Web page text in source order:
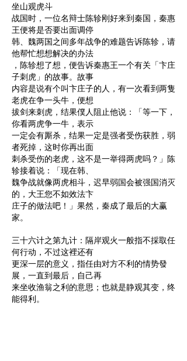
坐山观虎斗
战国时，一位名辩士陈轸刚好来到秦国，秦惠
王便将是否要出面调停
韩、魏两国之间多年战争的难题告诉陈轸，请
他帮忙想想解决的办法
，陈轸想了想，便告诉秦惠王一个有关「卞庄
子刺虎」的故事。故事
内容是说有个叫卞庄子的人，有一次看到两隻
老虎在争一头牛，便想
拔剑来刺虎，结果僕人阻止他说：「等一下，
你看两虎争一牛，表示
一定会有厮杀，结果一定是强者受伤获胜，弱
者死掉，这时你再出面
刺杀受伤的老虎，这不是一举得两虎吗？」陈
轸接着说：「现在韩、
魏争战就像两虎相斗，迟早弱国会被强国消灭
的，大王您不如效法卞
庄子的做法吧！」果然，秦成了最后的大赢
家。
三十六计之第九计：隔岸观火一般指不採取任
何行动，不过这裡还有
更深一层的意义，指任由对方不利的情势發
展，一直到最后，自己再
来坐收渔翁之利的意思；也就是静观其变，终
能得利。